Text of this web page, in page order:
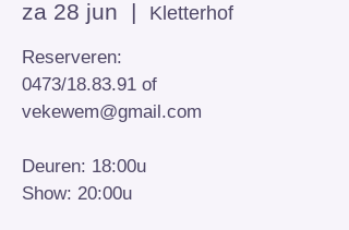
za 28 jun
  |
Kletterhof
Reserveren:
0473/18.83.91 of
vekewem@gmail.com
Deuren: 18:00u
Show: 20:00u